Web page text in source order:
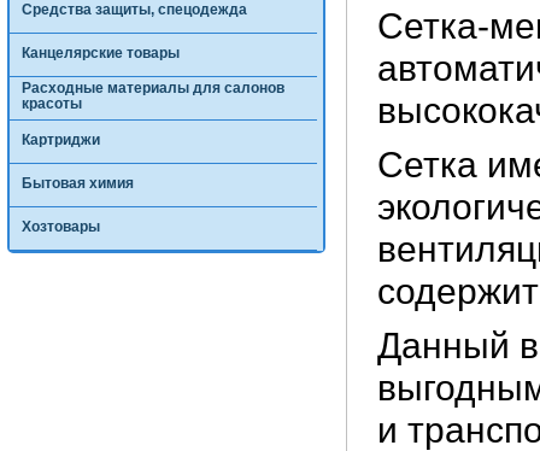
Средства защиты, спецодежда
Канцелярские товары
Расходные материалы для салонов
красоты
Картриджи
Бытовая химия
Хозтовары
Сетка-
Сетка
Данный
и